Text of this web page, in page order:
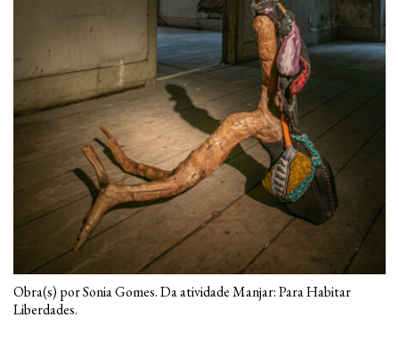
Obra(s) por Sonia Gomes. Da atividade Manjar: Para Habitar
Liberdades.